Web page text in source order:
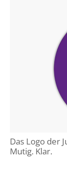
Das Logo der
Mutig. Klar.